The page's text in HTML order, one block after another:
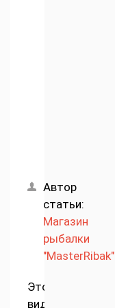
Автор
статьи:
Магазин
рыбалки
"MasterRibak"
Этот
вид